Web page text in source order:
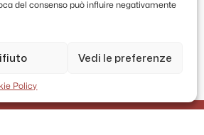
del consenso può influire negativamente
Vedi le preferenze
Policy